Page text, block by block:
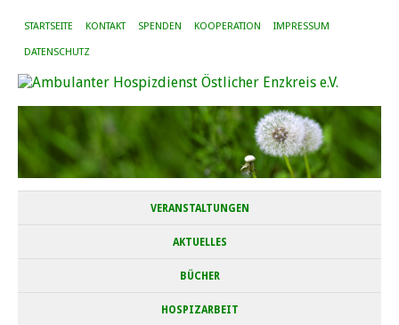
STARTSEITE KONTAKT SPENDEN KOOPERATION IMPRESSUM
DATENSCHUTZ
VERANSTALTUNGEN
AKTUELLES
BÜCHER
HOSPIZARBEIT